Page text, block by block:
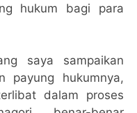
hukum bagi para
saya sampaikan
payung hukumnya,
dalam proses